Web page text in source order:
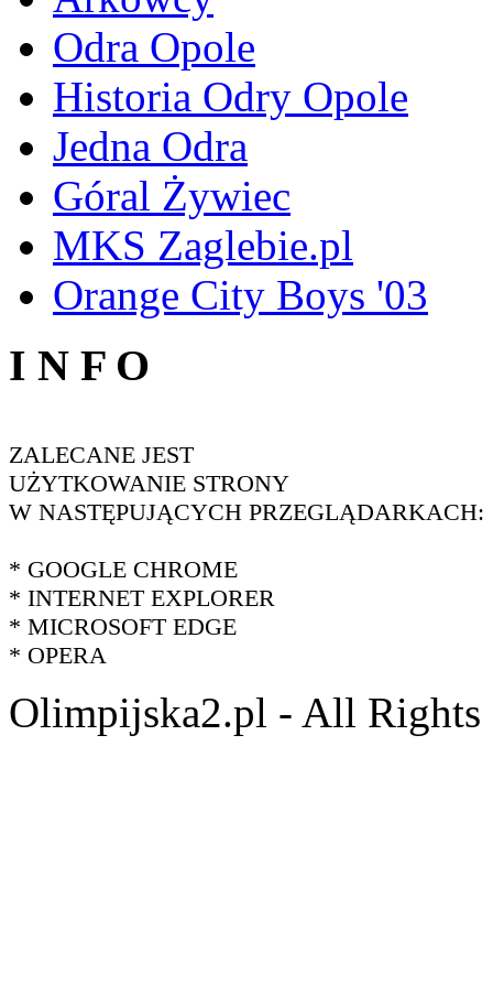
Odra Opole
Historia Odry Opole
Jedna Odra
Góral Żywiec
MKS Zaglebie.pl
Orange City Boys '03
I N F O
ZALECANE JEST
UŻYTKOWANIE STRONY
W NASTĘPUJĄCYCH PRZEGLĄDARKACH:
* GOOGLE CHROME
* INTERNET EXPLORER
* MICROSOFT EDGE
* OPERA
Olimpijska2.pl - All Rights